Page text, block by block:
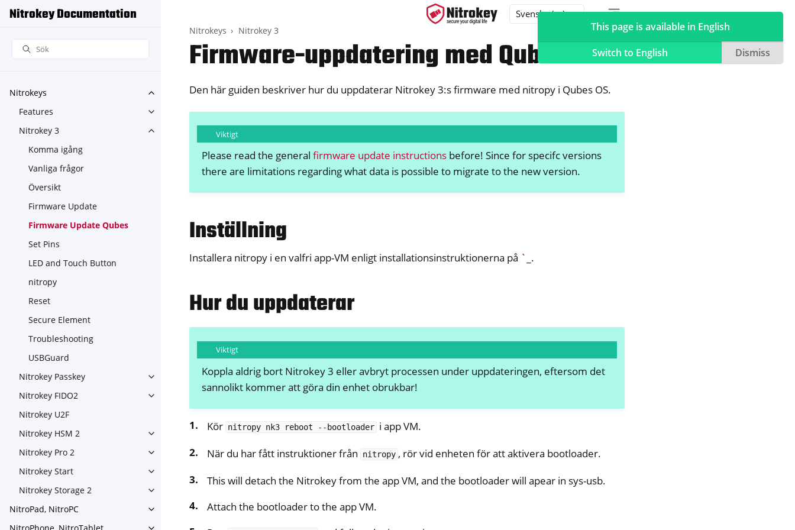
Nitrokey Documentation
Nitrokeys
Toggle navigation of Nitrokeys
Features
Toggle navigation of Features
Nitrokey 3
Toggle navigation of Nitrokey 3
Komma igång
Vanliga frågor
Översikt
Firmware Update
Firmware Update Qubes
Set Pins
LED and Touch Button
nitropy
Reset
Secure Element
Troubleshooting
USBGuard
Nitrokey Passkey
Toggle navigation of Nitrokey Passkey
Nitrokey FIDO2
Toggle navigation of Nitrokey FIDO2
Nitrokey U2F
Nitrokey HSM 2
Toggle navigation of Nitrokey HSM 2
Nitrokey Pro 2
Toggle navigation of Nitrokey Pro 2
Nitrokey Start
Toggle navigation of Nitrokey Start
Nitrokey Storage 2
Toggle navigation of Nitrokey Storage 2
NitroPad, NitroPC
Toggle navigation of NitroPad, NitroPC
Nitrokeys Nitrokey 3
Firmware-uppdatering med Qubes OS
Den här guiden beskriver hur du uppdaterar Nitrokey 3:s firmware med nitropy i Qubes OS.
Viktigt
Please read the general firmware update instructionsbefore! Since for specifc versions
there are limitations regarding what data is possible to migrate to the new version.
Inställning
Installera nitropy i en valfri app-VM enligt installationsinstruktionerna på ` _.
Hur du uppdaterar
Viktigt
Koppla aldrig bort Nitrokey 3 eller avbryt processen under uppdateringen, eftersom det
sannolikt kommer att göra din enhet obrukbar!
Kör nitropy nk3 reboot --bootloader i app VM.
När du har fått instruktioner från
nitropy , rör vid enheten för att aktivera bootloader.
This will detach the Nitrokey from the app VM, and the bootloader will apear in sys-usb.
Attach the bootloader to the app VM.
This page is available in English
Switch to English
Dismiss